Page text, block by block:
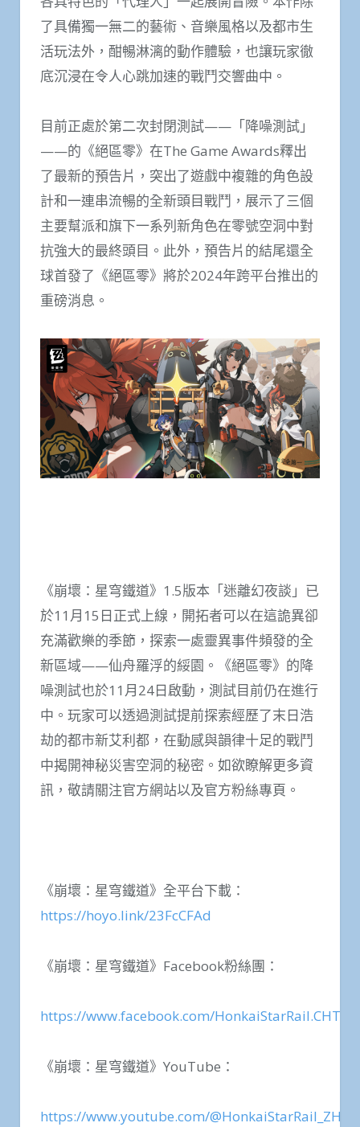
了具備獨一無二的藝術、音樂風格以及都市生
活玩法外，酣暢淋漓的動作體驗，也讓玩家徹
底沉浸在令人心跳加速的戰鬥交響曲中。
目前正處於第二次封閉測試——「降噪測試」
——的《絕區零》在The Game Awards釋出
了最新的預告片，突出了遊戲中複雜的角色設
計和一連串流暢的全新頭目戰鬥，展示了三個
主要幫派和旗下一系列新角色在零號空洞中對
抗強大的最終頭目。此外，預告片的結尾還全
球首發了《絕區零》將於2024年跨平台推出的
重磅消息。
《崩壞：星穹鐵道》1.5版本「迷離幻夜談」已
於11月15日正式上線，開拓者可以在這詭異卻
充滿歡樂的季節，探索一處靈異事件頻發的全
新區域——仙舟羅浮的綏園。《絕區零》的降
噪測試也於11月24日啟動，測試目前仍在進行
中。玩家可以透過測試提前探索經歷了末日浩
劫的都市新艾利都，在動感與韻律十足的戰鬥
中揭開神秘災害空洞的秘密。如欲瞭解更多資
訊，敬請關注官方網站以及官方粉絲專頁。
《崩壞：星穹鐵道》全平台下載：
https://hoyo.link/23FcCFAd
《崩壞：星穹鐵道》Facebook粉絲團：
https://www.facebook.com/HonkaiStarRail.CHT
《崩壞：星穹鐵道》YouTube：
https://www.youtube.com/@HonkaiStarRail_ZH